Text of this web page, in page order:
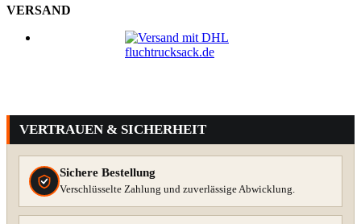
VERSAND
VERTRAUEN & SICHERHEIT
Sichere Bestellung
Verschlüsselte Zahlung und zuverlässige Abwicklung.